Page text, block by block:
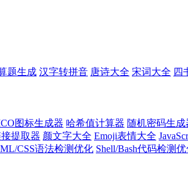
题生成 汉字转拼音 唐诗大全 宋词大全 四
图标生成器 哈希值计算器 随机密码生成
提取器 颜文字大全 Emoji表情大全
CSS语法检测优化 Shell/Bash代码检测